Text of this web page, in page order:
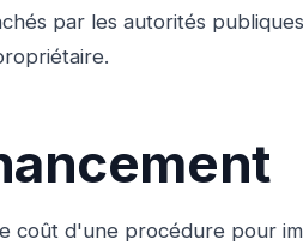
par les autorités
coût d'une procédure pour